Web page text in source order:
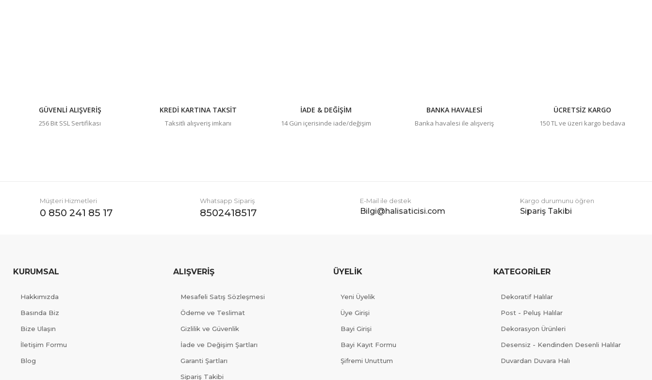
GÜVENLİ ALIŞVERİŞ
256 Bit SSL Sertifikası
KREDİ KARTINA TAKSİT
Taksitli alışveriş imkanı
İADE & DEĞİŞİM
14 Gün içerisinde iade/değişim
BANKA HAVALESİ
Banka havalesi ile alışveriş
ÜCRETSİZ KARGO
150 TL ve üzeri kargo bedava
Müşteri Hizmetleri
0 850 241 85 17
Whatsapp Sipariş
8502418517
E-Mail ile destek
Bilgi@halisaticisi.com
Kargo durumunu öğren
Sipariş Takibi
KURUMSAL
Hakkımızda
Basında Biz
Bize Ulaşın
İletişim Formu
Blog
ALIŞVERİŞ
Mesafeli Satış Sözleşmesi
Ödeme ve Teslimat
Gizlilik ve Güvenlik
İade ve Değişim Şartları
Garanti Şartları
Sipariş Takibi
ÜYELİK
Yeni Üyelik
Üye Girişi
Bayi Girişi
Bayi Kayıt Formu
Şifremi Unuttum
KATEGORİLER
Dekoratif Halılar
Post - Peluş Halılar
Dekorasyon Ürünleri
Desensiz - Kendinden Desenli Halılar
Duvardan Duvara Halı